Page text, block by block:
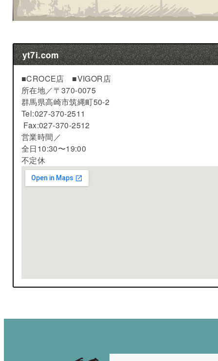
yt7i.com
■CROCE店 ■VIGOR店
所在地／〒370-0075
群馬県高崎市筑縄町50-2
Tel:027-370-2511
Fax:027-370-2512
営業時間／
全日10:30〜19:00
不定休